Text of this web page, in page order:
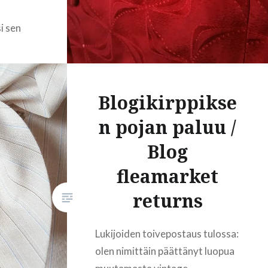
sen
on
ja
Blogikirppikse
n pojan paluu /
Blog
fleamarket
returns
Lukijoiden toivepostaus tulossa:
olen nimittäin päättänyt luopua